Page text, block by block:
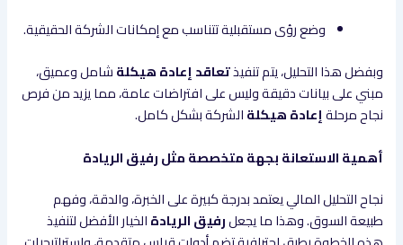
وضع رؤى مستقبلية تتناسب مع إمكانات الشركة الحقيقية.
وبفضل هذا التحليل، يتم تنفيذتعاقد إعادة هيكلةشامل وعميق،
مبني على بيانات دقيقة وليس على افتراضات عامة، مما يزيد من فرص
نجاح مرحلةإعادة هيكلةالشركة بشكل كامل.
أهمية الاستعانة بجهة متخصصة مثل رفيق الريادة
نجاح التحليل المالي يعتمد بدرجة كبيرة على الخبرة، والدقة، وفهم
طبيعة السوق. وهذا ما يجعلرفيق الريادةالخيار الأفضل لتنفيذ